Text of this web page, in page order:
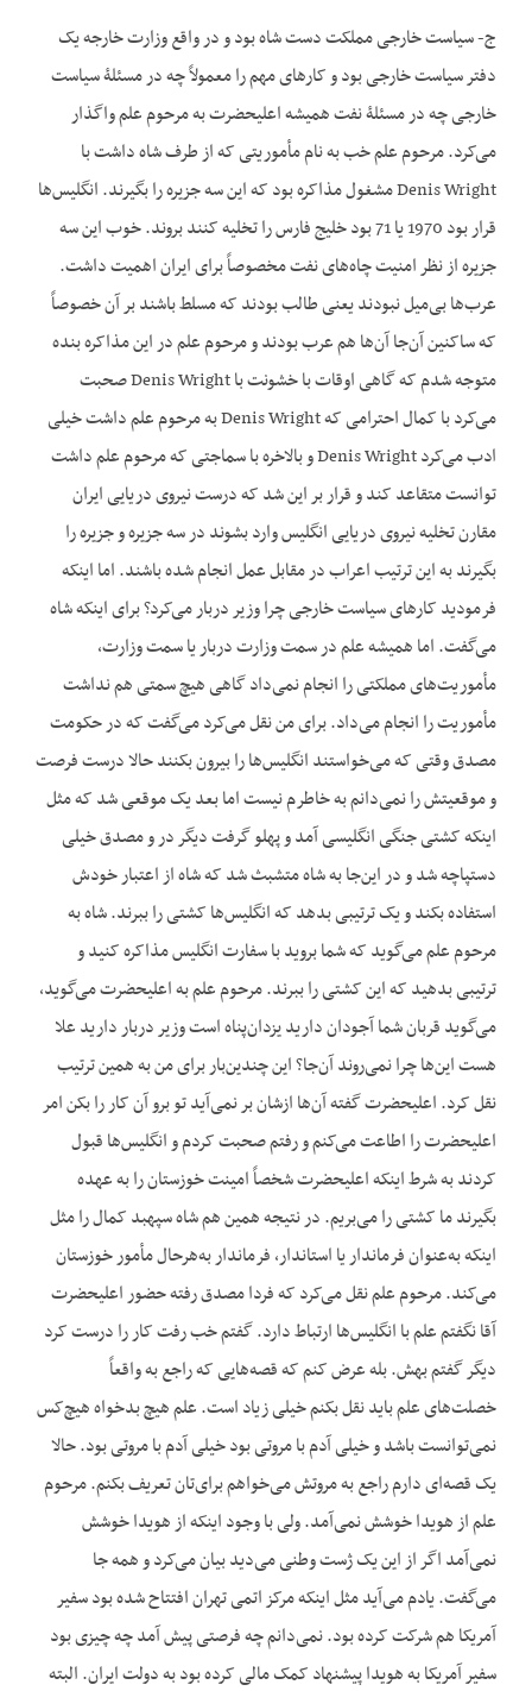
ج- سیاست خارجی مملکت دست شاه بود و در واقع وزارت خارجه یک
دفتر سیاست خارجی بود و کارهای مهم را معمولاً چه در مسئلۀ سیاست
خارجی چه در مسئلۀ نفت همیشه اعلی‏حضرت به مرحوم علم واگذار
می‌کرد. مرحوم علم خب به نام مأموریتی که از طرف شاه داشت با
Denis Wright مشغول مذاکره بود که این سه جزیره را بگیرند. انگلیس‌ها
قرار بود 1970 یا 71 بود خلیج فارس را تخلیه کنند بروند. خوب این سه
جزیره از نظر امنیت چاه‌های نفت مخصوصاً برای ایران اهمیت داشت.
عرب‌ها بی‌میل نبودند یعنی طالب بودند که مسلط باشند بر آن خصوصاً
که ساکنین آن‌جا آن‌ها هم عرب بودند و مرحوم علم در این مذاکره بنده
متوجه شدم که گاهی اوقات با خشونت با Denis Wright صحبت
می‌کرد با کمال احترامی که Denis Wright به مرحوم علم داشت خیلی
ادب می‌کرد Denis Wright و بالاخره با سماجتی که مرحوم علم داشت
توانست متقاعد کند و قرار بر این شد که درست نیروی دریایی ایران
مقارن تخلیه نیروی دریایی انگلیس وارد بشوند در سه جزیره و جزیره را
بگیرند به این ترتیب اعراب در مقابل عمل انجام شده باشند. اما این‏که
فرمودید کارهای سیاست خارجی چرا وزیر دربار می‌کرد؟ برای این‏که شاه
می‌گفت. اما همیشه علم در سمت وزارت دربار یا سمت وزارت،
مأموریت‌های مملکتی را انجام نمی‌داد گاهی هیچ سمتی هم نداشت
مأموریت را انجام می‌داد. برای من نقل می‌کرد می‌گفت که در حکومت
مصدق وقتی که می‌خواستند انگلیس‌ها را بیرون بکنند حالا درست فرصت
و موقعیتش را نمی‌دانم به خاطرم نیست اما بعد یک موقعی شد که مثل
این‏که کشتی جنگی انگلیسی آمد و پهلو گرفت دیگر در و مصدق خیلی
دستپاچه شد و در این‌جا به شاه متشبث شد که شاه از اعتبار خودش
استفاده بکند و یک ترتیبی بدهد که انگلیس‌ها کشتی را ببرند. شاه به
مرحوم علم می‌گوید که شما بروید با سفارت انگلیس مذاکره کنید و
ترتیبی بدهید که این کشتی را ببرند. مرحوم علم به اعلی‏حضرت می‌گوید،
می‌گوید قربان شما آجودان دارید یزدان‌پناه است وزیر دربار دارید علا
هست این‌ها چرا نمی‌روند آن‌جا؟ این چندین‌بار برای من به همین ترتیب
نقل کرد. اعلی‏حضرت گفته آن‌ها ازشان بر نمی‌آید تو برو آن کار را بکن امر
اعلی‏حضرت را اطاعت می‌کنم و رفتم صحبت کردم و انگلیس‌ها قبول
کردند به شرط این‏که اعلی‏حضرت شخصاً امینت خوزستان را به عهده
بگیرند ما کشتی را می‌بریم. در نتیجه همین هم شاه سپهبد کمال را مثل
این‏که به‌عنوان فرماندار یا استاندار، فرماندار به‌هرحال مأمور خوزستان
می‌کند. مرحوم علم نقل می‌کرد که فردا مصدق رفته حضور اعلی‏حضرت
آقا نگفتم علم با انگلیس‌ها ارتباط دارد. گفتم خب رفت کار را درست کرد
دیگر گفتم بهش. بله عرض کنم که قصه‌هایی که راجع به واقعاً
خصلت‌های علم باید نقل بکنم خیلی زیاد است. علم هیچ بدخواه هیچ‌کس
نمی‌توانست باشد و خیلی آدم با مروتی بود خیلی آدم با مروتی بود. حالا
یک قصه‌ای دارم راجع به مروتش می‌خواهم برای‌تان تعریف بکنم. مرحوم
علم از هویدا خوشش نمی‌آمد. ولی با وجود این‏که از هویدا خوشش
نمی‌آمد اگر از این یک ژست وطنی می‌دید بیان می‌کرد و همه جا
می‌گفت. یادم می‌آید مثل این‏که مرکز اتمی تهران افتتاح شده بود سفیر
آمریکا هم شرکت کرده بود. نمی‌دانم چه فرصتی پیش آمد چه چیزی بود
سفیر آمریکا به هویدا پیشنهاد کمک مالی کرده بود به دولت ایران. البته